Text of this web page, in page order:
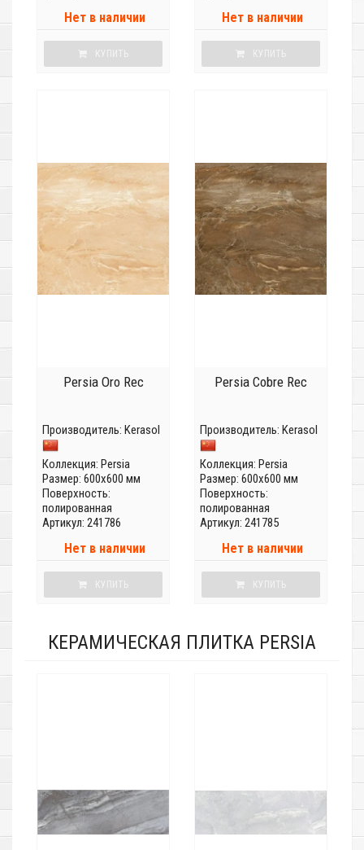
Нет в наличии
КУПИТЬ
Нет в наличии
КУПИТЬ
Persia Oro Rec
Производитель: Kerasol
Коллекция: Persia
Размер: 600x600 мм
Поверхность:
полированная
Артикул: 241786
Нет в наличии
КУПИТЬ
Persia Cobre Rec
Производитель: Kerasol
Коллекция: Persia
Размер: 600x600 мм
Поверхность:
полированная
Артикул: 241785
Нет в наличии
КУПИТЬ
КЕРАМИЧЕСКАЯ ПЛИТКА PERSIA